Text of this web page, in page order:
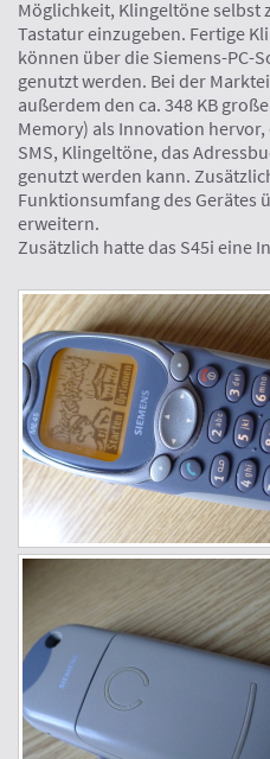
Möglichkeit, Klingeltöne
Tastatur einzugeben. Fertige
können über die Siemens-PC-
genutzt werden. Bei der
außerdem den ca. 348 KB
Memory) als Innovation
SMS, Klingeltöne, das
genutzt werden kann.
Funktionsumfang des Gerätes
erweitern.
Zusätzlich hatte das S45i eine